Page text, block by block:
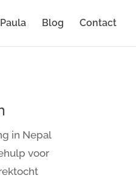
Blog Contact
in Nepal
voor